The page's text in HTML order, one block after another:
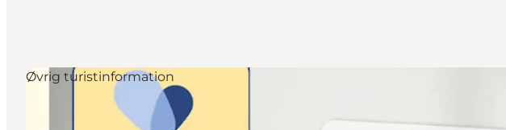
Praktisk info
Øvrig turistinformation